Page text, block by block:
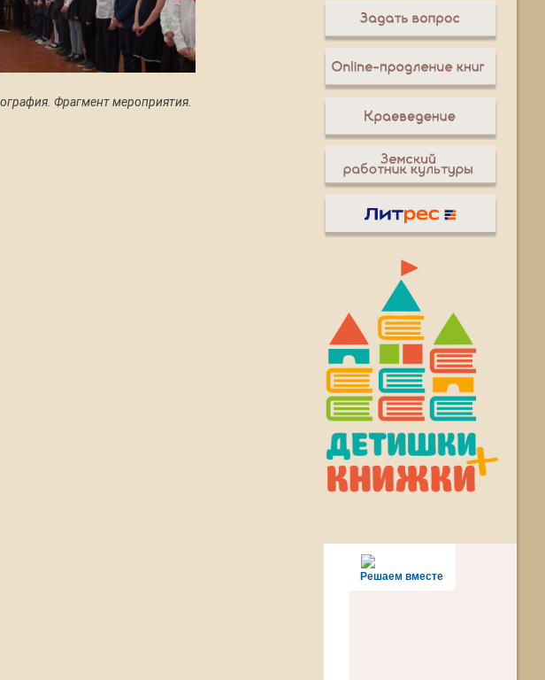
Фрагмент мероприятия.
Решаем вместе